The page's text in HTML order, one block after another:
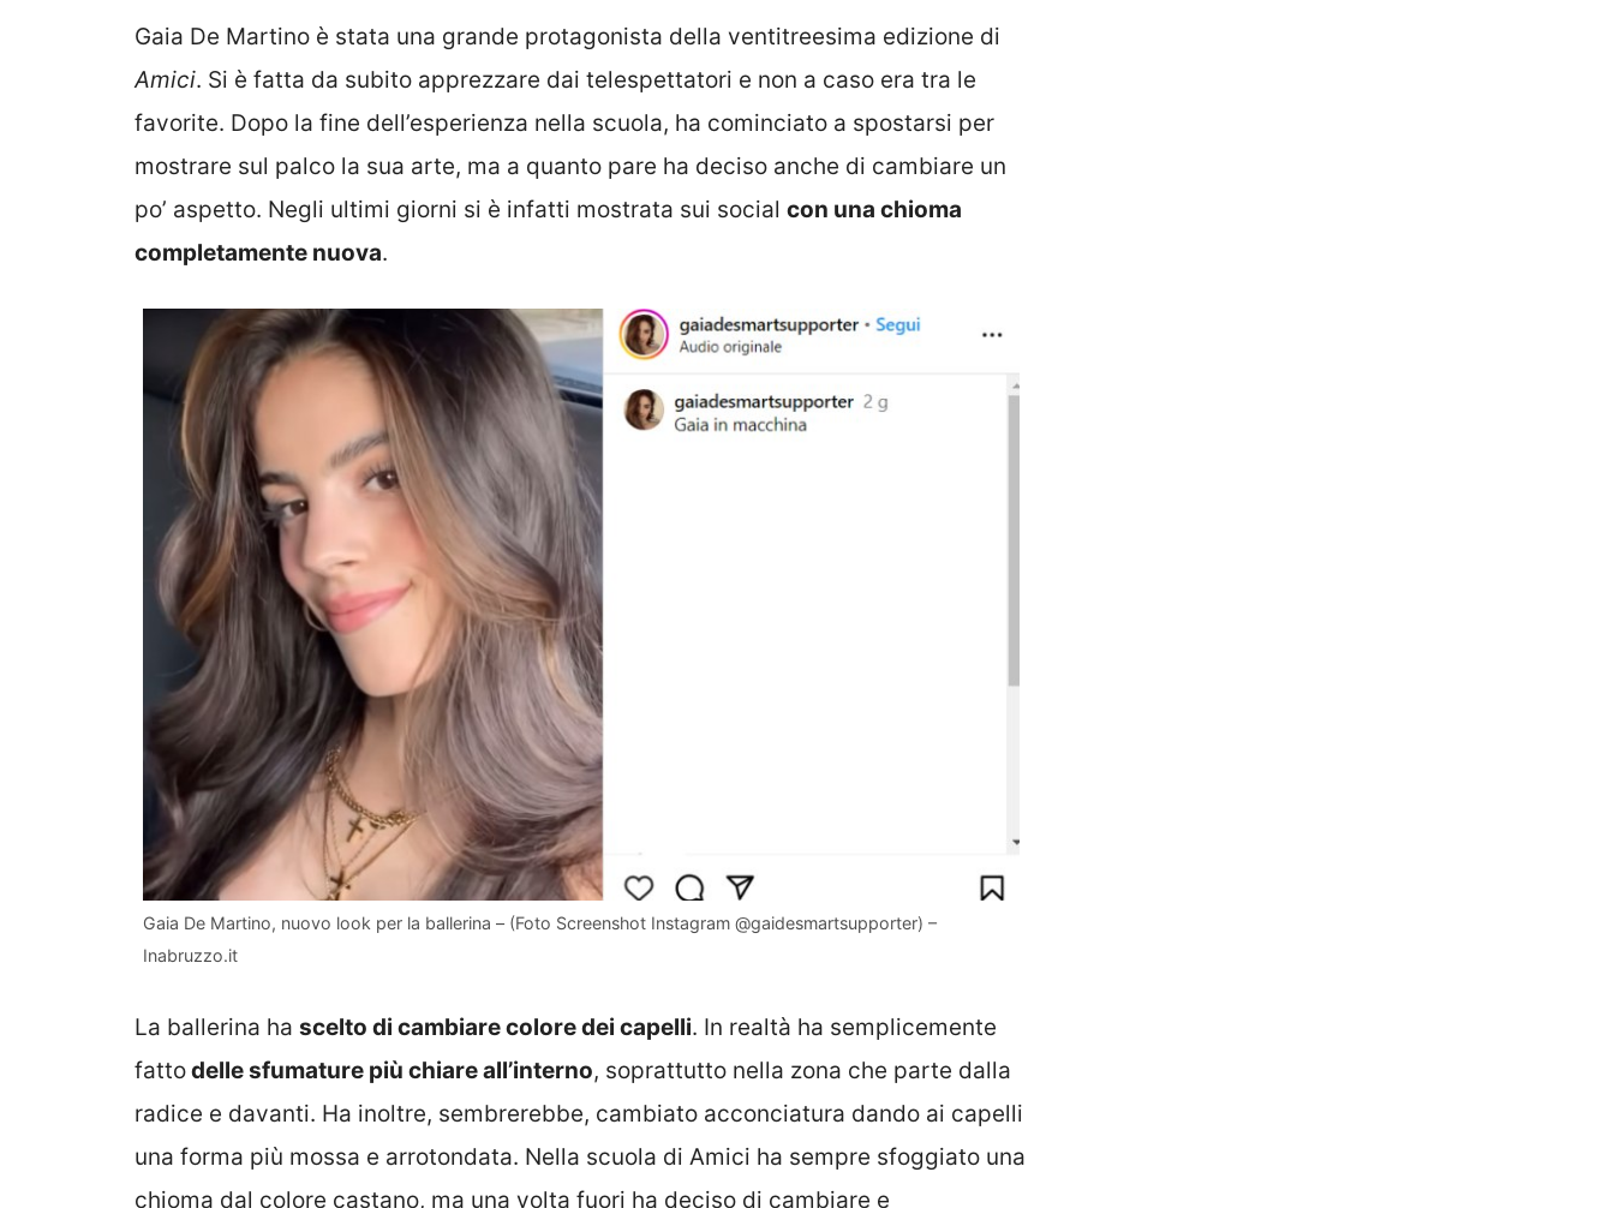
Gaia De Martino è stata una grande protagonista della ventitreesima edizione di
Amici. Si è fatta da subito apprezzare dai telespettatori e non a caso era tra le
favorite. Dopo la fine dell’esperienza nella scuola, ha cominciato a spostarsi per
mostrare sul palco la sua arte, ma a quanto pare ha deciso anche di cambiare un
po’ aspetto. Negli ultimi giorni si è infatti mostrata sui social con una chioma
completamente nuova.
Gaia De Martino, nuovo look per la ballerina – (Foto Screenshot Instagram @gaidesmartsupporter) –
Inabruzzo.it
La ballerina ha scelto di cambiare colore dei capelli. In realtà ha semplicemente
fattodelle sfumature più chiare all’interno, soprattutto nella zona che parte dalla
radice e davanti. Ha inoltre, sembrerebbe, cambiato acconciatura dando ai capelli
una forma più mossa e arrotondata. Nella scuola di Amici ha sempre sfoggiato una
chioma dal colore castano, ma una volta fuori ha deciso di cambiare e